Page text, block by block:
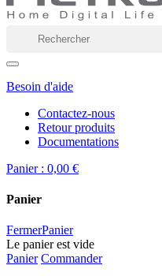
Besoin d'aide
Contactez-nous
Retour produits
Documentations
Panier : 0,00 €
Panier
FermerPanier
Le panier est vide
Panier Commander